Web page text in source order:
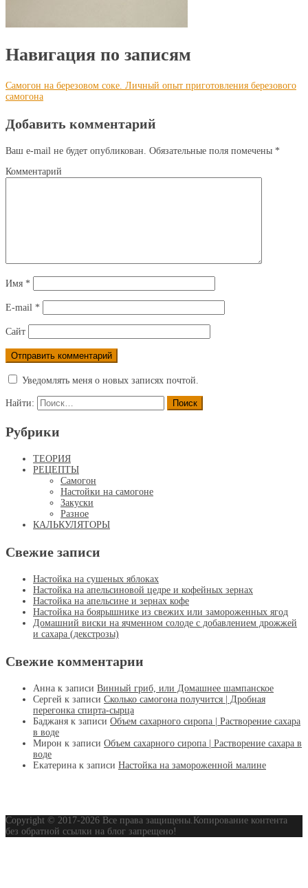
Навигация по записям
Самогон на березовом соке. Личный опыт приготовления березового
самогона
Добавить комментарий
Ваш e-mail не будет опубликован. Обязательные поля помечены *
Комментарий
Имя *
E-mail *
Сайт
Уведомлять меня о новых записях почтой.
Найти:
Рубрики
ТЕОРИЯ
РЕЦЕПТЫ
Самогон
Настойки на самогоне
Закуски
Разное
КАЛЬКУЛЯТОРЫ
Свежие записи
Настойка на сушеных яблоках
Настойка на апельсиновой цедре и кофейных зернах
Настойка на апельсине и зернах кофе
Настойка на боярышнике из свежих или замороженных ягод
Домашний виски на ячменном солоде с добавлением дрожжей
и сахара (декстрозы)
Свежие комментарии
Анна к записи Винный гриб, или Домашнее шампанское
Сергей к записи Сколько самогона получится | Дробная
перегонка спирта-сырца
Баджаня к записи Объем сахарного сиропа | Растворение сахара
в воде
Мирон к записи Объем сахарного сиропа | Растворение сахара в
воде
Екатерина к записи Настойка на замороженной малине
Copyright © 2017-2026 Все права защищены.Копирование контента
без обратной ссылки на блог запрещено!